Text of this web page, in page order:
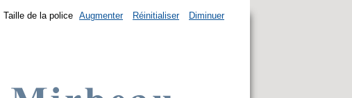
Taille de la police Augmenter Réinitialiser Diminuer